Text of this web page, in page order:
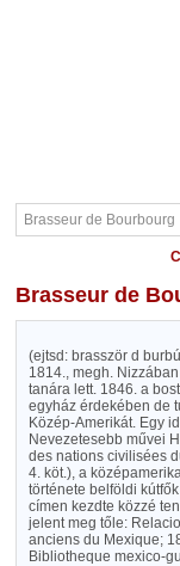
Brasseur de
(ejtsd: brasször d
1814., megh.
tanára lett. 1846. a
egyház érdekében de
Közép-Amerikát. Egy
Nevezetesebb művei
des nations civilisées
4. köt.), a
története belföldi
címen kezdte közzé
jelent meg tőle:
anciens du Mexique;
Bibliotheque mexico-